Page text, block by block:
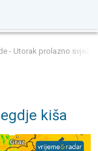
- Utorak prolazno
kiša